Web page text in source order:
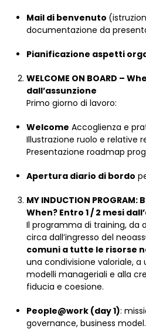
Mail di benvenuto
documentazione da
Pianificazione aspetti
WELCOME ON BOARD –
dall’assunzione
Primo giorno di lavoro:
Welcome Accoglienza e
Illustrazione ruolo e relative
Presentazione roadmap
Apertura diario di bordo
MY INDUCTION PROGRAM:
When? Entro 1 / 2 mesi
Il programma di training, da
circa dall’ingresso del
comuni a tutte le risorse
una condivisione valoriale,
modelli manageriali e alla
fiducia e coesione.
People@work (day 1):
governance, business model.